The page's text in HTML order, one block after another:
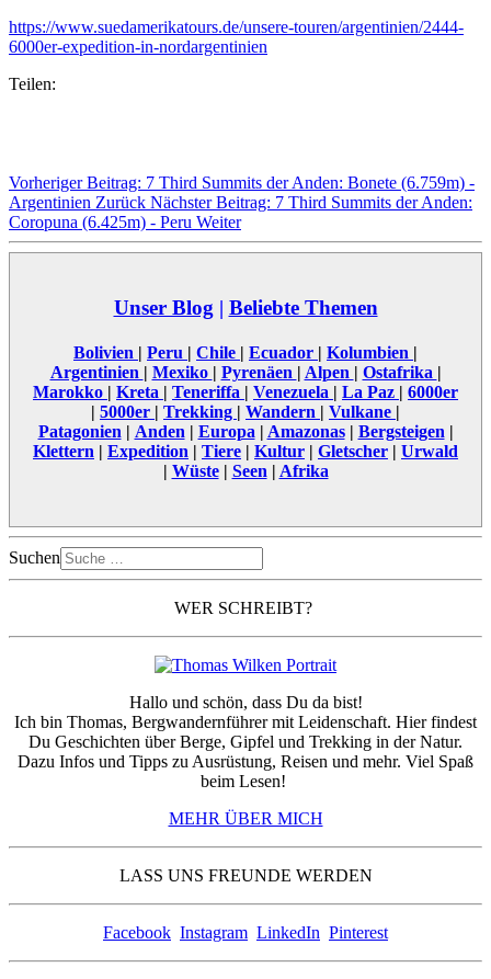
https://www.suedamerikatours.de/unsere-touren/argentinien/2444-
6000er-expedition-in-nordargentinien
Teilen:
Vorheriger Beitrag: 7 Third Summits der Anden: Bonete (6.759m) -
Argentinien Zurück Nächster Beitrag: 7 Third Summits der Anden:
Coropuna (6.425m) - Peru Weiter
Unser Blog | Beliebte Themen
Bolivien | Peru | Chile | Ecuador | Kolumbien |
Argentinien | Mexiko | Pyrenäen | Alpen | Ostafrika |
Marokko | Kreta | Teneriffa | Venezuela | La Paz | 6000er
| 5000er | Trekking | Wandern | Vulkane |
Patagonien | Anden | Europa | Amazonas| Bergsteigen |
Klettern | Expedition | Tiere | Kultur | Gletscher | Urwald
| Wüste| Seen | Afrika
Suchen
WER SCHREIBT?
Hallo und schön, dass Du da bist!
Ich bin Thomas, Bergwandernführer mit Leidenschaft. Hier findest
Du Geschichten über Berge, Gipfel und Trekking in der Natur.
Dazu Infos und Tipps zu Ausrüstung, Reisen und mehr. Viel Spaß
beim Lesen!
MEHR ÜBER MICH
LASS UNS FREUNDE WERDEN
Facebook Instagram LinkedIn Pinterest